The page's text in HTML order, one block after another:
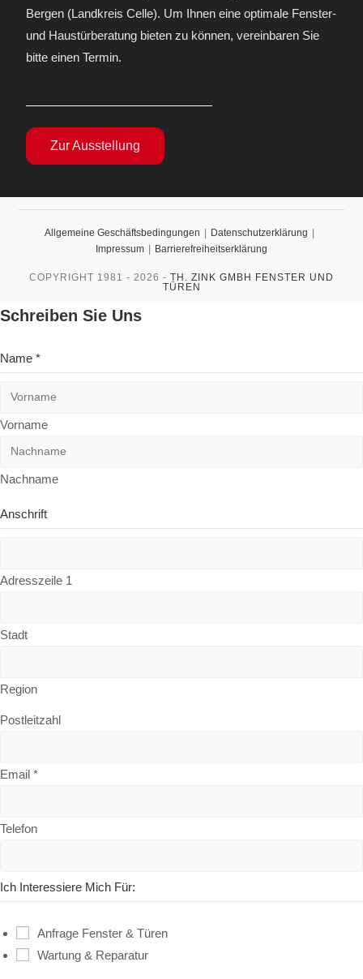
Bergen (Landkreis Celle). Um Ihnen eine optimale Fenster-
und Haustürberatung bieten zu können, vereinbaren Sie
bitte einen Termin.
Zur Ausstellung
Allgemeine Geschäftsbedingungen
Datenschutzerklärung
Impressum
Barrierefreiheitserklärung
COPYRIGHT 1981 - 2026 - TH. ZINK GMBH FENSTER UND
TÜREN
Schreiben Sie Uns
Name *
Vorname
Nachname
Anschrift
Adresszeile 1
Stadt
Region
Postleitzahl
Email *
Telefon
Ich Interessiere Mich Für:
Anfrage Fenster & Türen
Wartung & Reparatur